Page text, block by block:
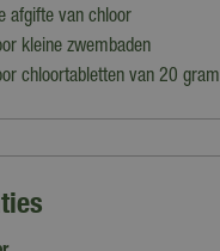
afgifte van chloor
kleine zwembaden
chloortabletten van 20 gram